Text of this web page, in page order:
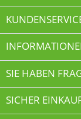
SIE HABEN
SICHER